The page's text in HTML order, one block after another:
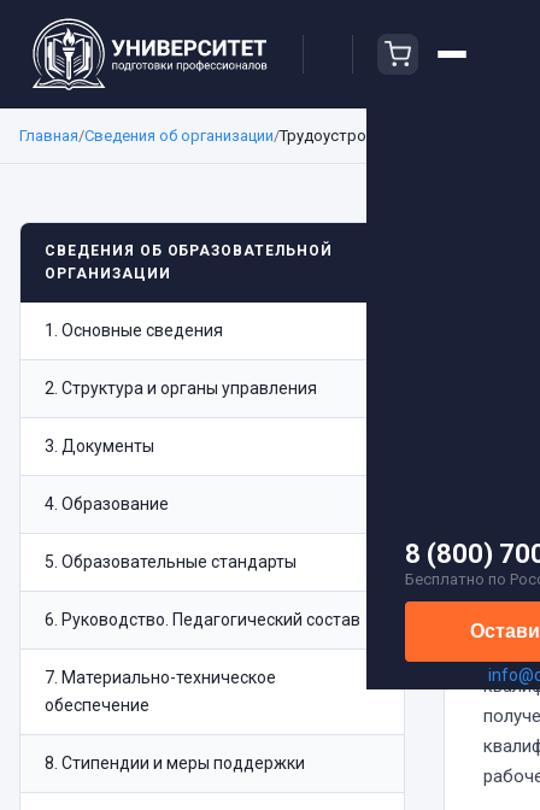
8 (800)
Бесплатно по
Главная/Сведения об организации/Трудоустройство
СВЕДЕНИЯ ОБ ОБРАЗОВАТЕЛЬНОЙ
ОРГАНИЗАЦИИ
1 Основные сведения
2 Структура и органы управления
3 Документы
4 Образование
5 Образовательные стандарты
6 Руководство. Педагогический состав
7 Материально-техническое
обеспечение
8 Стипендии и меры поддержки